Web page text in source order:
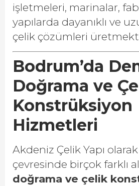
işletmeleri, marinalar,
yapılarda dayanıklı ve
çelik çözümleri
Bodrum’da
Doğrama ve
Konstrüksiyon
Hizmetleri
Akdeniz Çelik Yapı
çevresinde birçok farklı
doğrama ve çelik